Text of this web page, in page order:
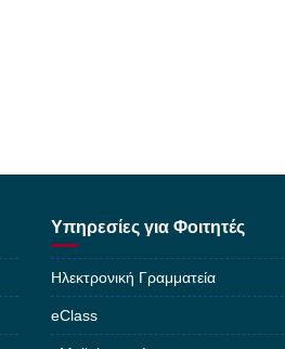
Υπηρεσίες για Φοιτητές
Ηλεκτρονική Γραμματεία
eClass